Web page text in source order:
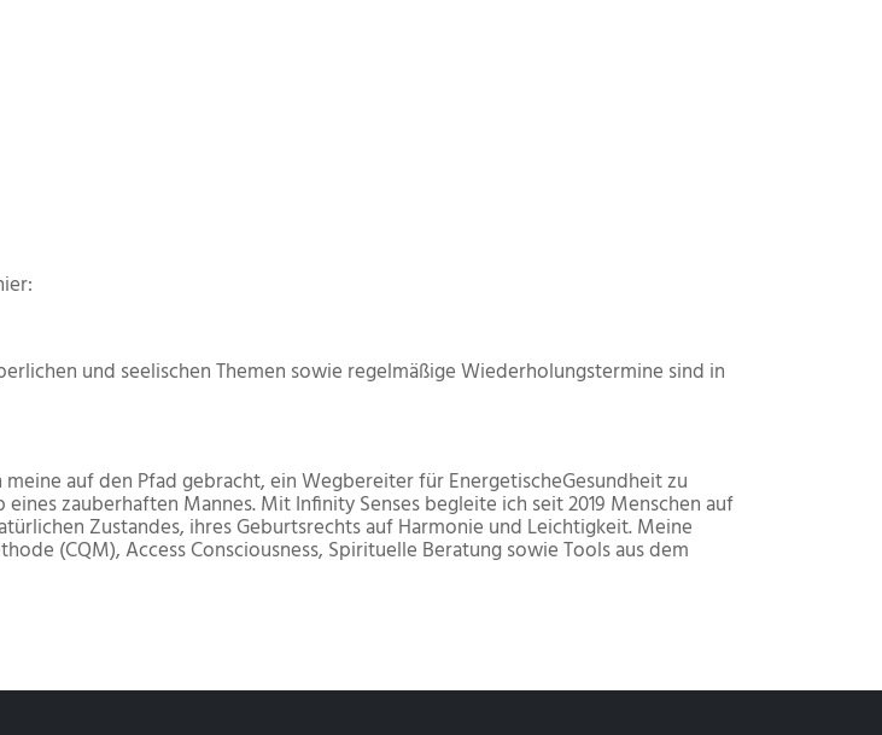
und seelischen Themen sowie regelmäßige Wiederholungstermine sind in
auf den Pfad gebracht, ein Wegbereiter für EnergetischeGesundheit zu
zauberhaften Mannes. Mit Infinity Senses begleite ich seit 2019 Menschen auf
Zustandes, ihres Geburtsrechts auf Harmonie und Leichtigkeit. Meine
(CQM), Access Consciousness, Spirituelle Beratung sowie Tools aus dem